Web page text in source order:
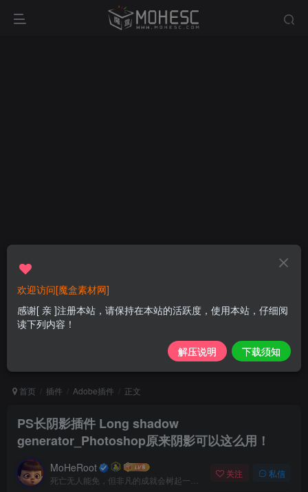
首页 插件 Adobe插件 正文
PS长阴影插件 Long shadow
generator_Photoshop原来阴影可以这么用！
MoHeRoot 关注 私信
欢迎访问[魔盒素材网]
感谢[ 亲 ]注册本站，请保持在本站的活跃度，使用本站，仔细阅
读下列内容！
解压说明 下载须知